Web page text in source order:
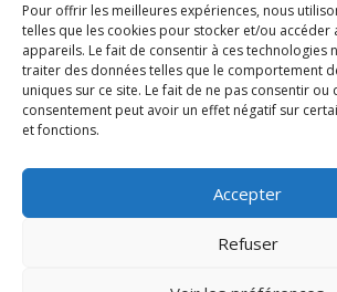
Pour offrir les meilleures expériences, nous
telles que les cookies pour stocker et/ou accéder
appareils. Le fait de consentir à ces technologies
traiter des données telles que le comportement
uniques sur ce site. Le fait de ne pas consentir ou
consentement peut avoir un effet négatif sur
et fonctions.
Accepter
Refuser